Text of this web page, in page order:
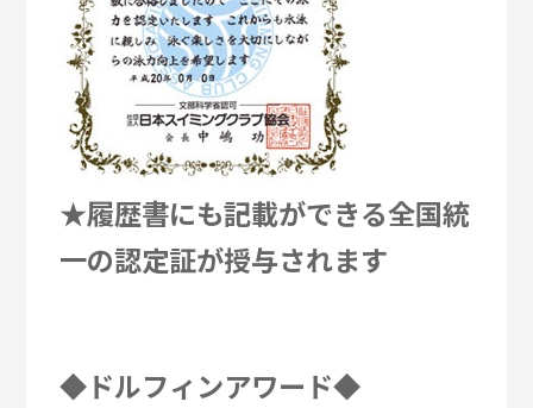
★履歴書にも記載ができる全国統
一の認定証が授与されます
◆ドルフィンアワード◆